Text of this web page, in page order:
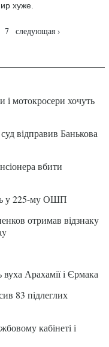
хуже.
7
следующая ›
і мотокросери хочуть
відправив Банькова
вбити
у 225-му ОШП
отримав відзнаку
Арахамії і Єрмака
83 підлеглих
кабінеті і